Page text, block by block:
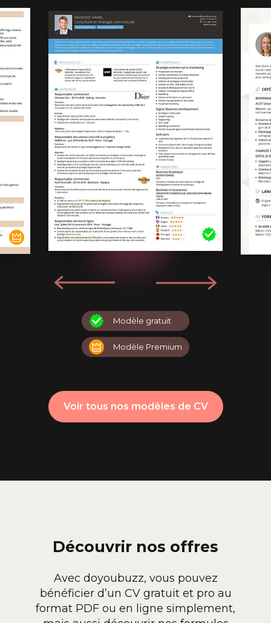
Modèle gratuit
Modèle Premium
Voir tous nos modèles de CV
Découvrir nos offres
Avec doyoubuzz, vous pouvez
bénéficier d’un CV gratuit et pro au
format PDF ou en ligne simplement,